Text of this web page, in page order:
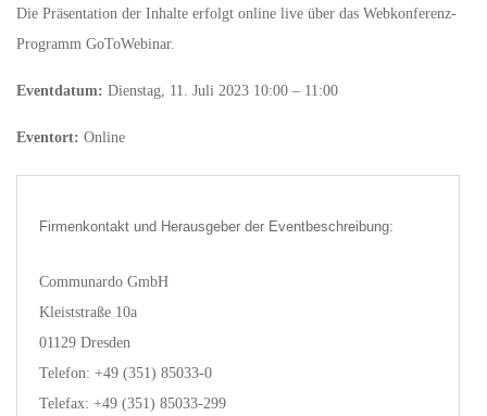
Die Präsentation der Inhalte erfolgt online live über das Webkonferenz-
Programm GoToWebinar.
Eventdatum: Dienstag, 11. Juli 2023 10:00 – 11:00
Eventort: Online
Firmenkontakt und Herausgeber der Eventbeschreibung:
Communardo GmbH
Kleiststraße 10a
01129 Dresden
Telefon: +49 (351) 85033-0
Telefax: +49 (351) 85033-299